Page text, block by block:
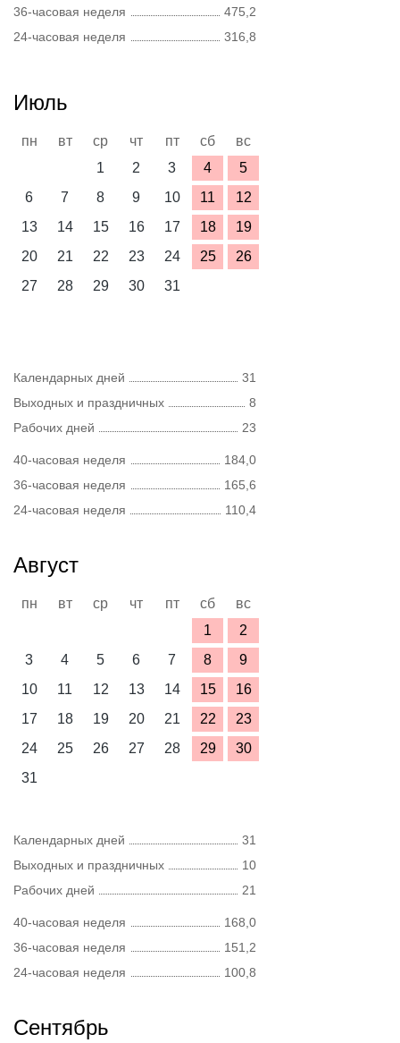
36-часовая неделя
475,2
24-часовая неделя
316,8
Июль
пн вт ср чт пт сб
вс
1
2 3 4
5
6
7 8 9 10 11
12
13
14 15 16 17 18
19
20
21 22 23 24 25
26
27
28 29 30 31
Календарных дней
31
Выходных и праздничных
8
Рабочих дней
23
40-часовая неделя
184,0
36-часовая неделя
165,6
24-часовая неделя
110,4
Август
пн вт ср чт пт сб
вс
1
2
3
4 5 6 7 8
9
10
11 12 13 14 15
16
17
18 19 20 21 22
23
24
25 26 27 28 29
30
31
Календарных дней
31
Выходных и праздничных
10
Рабочих дней
21
40-часовая неделя
168,0
36-часовая неделя
151,2
24-часовая неделя
100,8
Сентябрь